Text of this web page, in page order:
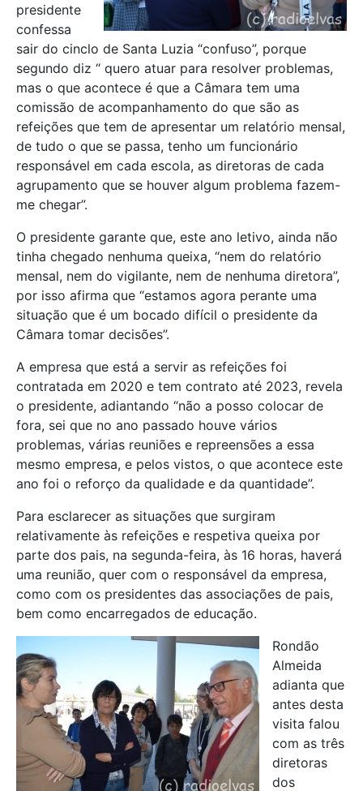
presidente
confessa
sair do cinclo de Santa Luzia “confuso”, porque
segundo diz “ quero atuar para resolver problemas,
mas o que acontece é que a Câmara tem uma
comissão de acompanhamento do que são as
refeições que tem de apresentar um relatório mensal,
de tudo o que se passa, tenho um funcionário
responsável em cada escola, as diretoras de cada
agrupamento que se houver algum problema fazem-
me chegar”.
O presidente garante que, este ano letivo, ainda não
tinha chegado nenhuma queixa, “nem do relatório
mensal, nem do vigilante, nem de nenhuma diretora”,
por isso afirma que “estamos agora perante uma
situação que é um bocado difícil o presidente da
Câmara tomar decisões”.
A empresa que está a servir as refeições foi
contratada em 2020 e tem contrato até 2023, revela
o presidente, adiantando “não a posso colocar de
fora, sei que no ano passado houve vários
problemas, várias reuniões e repreensões a essa
mesmo empresa, e pelos vistos, o que acontece este
ano foi o reforço da qualidade e da quantidade”.
Para esclarecer as situações que surgiram
relativamente às refeições e respetiva queixa por
parte dos pais, na segunda-feira, às 16 horas, haverá
uma reunião, quer com o responsável da empresa,
como com os presidentes das associações de pais,
bem como encarregados de educação.
Rondão
Almeida
adianta que
antes desta
visita falou
com as três
diretoras
dos